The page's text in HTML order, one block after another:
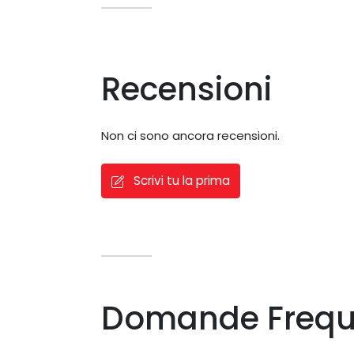
Recensioni
Non ci sono ancora recensioni.
Scrivi tu la prima
Domande